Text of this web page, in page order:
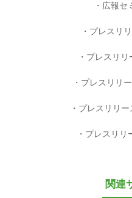
広報セ
プレスリ
プレスリリ
プレスリリ
プレスリリ
プレスリリ
関連